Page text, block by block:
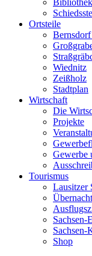
Bibliothek
Ortsteile
Wiednitz
Zeißholz
Stadtplan
Wirtschaft
Die
Projekte
Gewerbe
Tourismus
Lausitzer
Sachsen-
Sachsen-
Shop